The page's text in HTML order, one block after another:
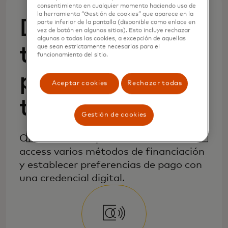
Disponible para
todos los
productos de
tarjeta
One Credential permite a los usuarios
access varios métodos de financiación
y establecer preferencias de pago con
una credencial digital.
consentimiento en cualquier momento haciendo uso de
la herramienta “Gestión de cookies” que aparece en la
parte inferior de la pantalla (disponible como enlace en
vez de botón en algunos sitios). Esto incluye rechazar
algunas o todas las cookies, a excepción de aquellas
que sean estrictamente necesarias para el
funcionamiento del sitio.
Aceptar cookies Rechazar todas
Gestión de cookies